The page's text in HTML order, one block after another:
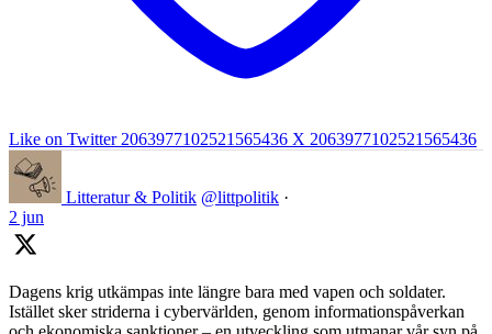
Like on Twitter 2063977102521565436 X 2063977102521565436
Litteratur & Politik @littpolitik ·
2 jun
Dagens krig utkämpas inte längre bara med vapen och soldater.
Istället sker striderna i cybervärlden, genom informationspåverkan